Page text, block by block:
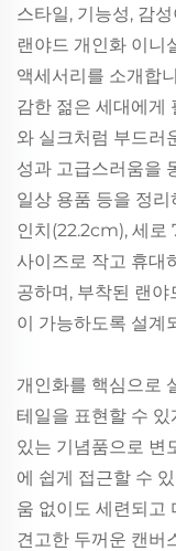
스타일, 기능성, 감
랜야드 개인화 이니
액세서리를 소개합
감한 젊은 세대에게
와 실크처럼 부드러
성과 고급스러움을
일상 용품 등을 정
인치(22.2cm), 세로
사이즈로 작고 휴대
공하며, 부착된 랜
이 가능하도록 설계
개인화를 핵심으로
테일을 표현할 수
있는 기념품으로 변
에 쉽게 접근할 수
움 없이도 세련되고
견고한 두꺼운 캔버